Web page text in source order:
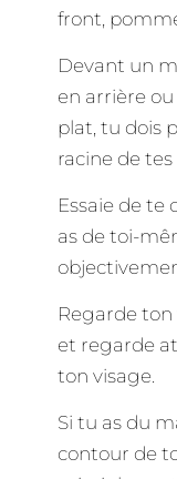
front,
Devant un
en arrière
plat, tu dois
racine de tes
Essaie de te
as de toi-
Regarde ton
et regarde
ton visage.
Si tu as du
contour de